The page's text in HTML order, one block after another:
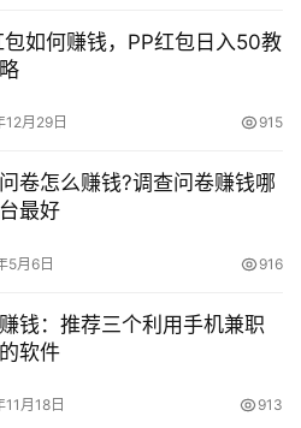
包如何赚钱，PP红包日入50教
12月29日 915
卷怎么赚钱?调查问卷赚钱哪
最好
5月6日 916
钱：推荐三个利用手机兼职
软件
11月18日 913